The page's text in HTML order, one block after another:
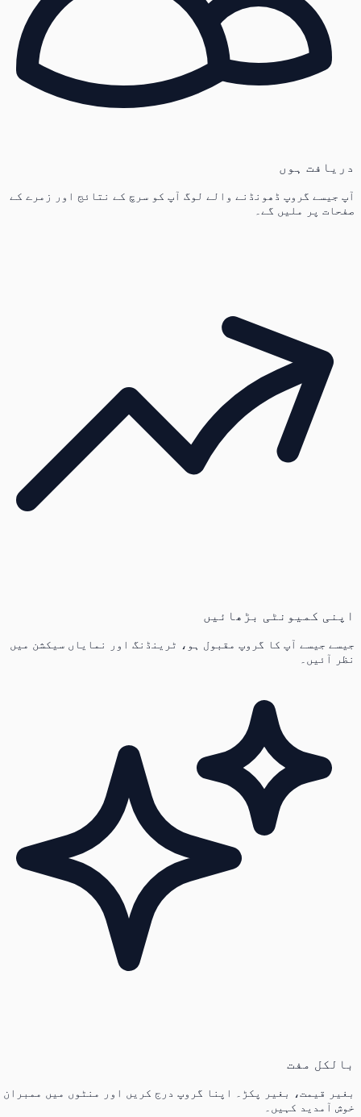
دریافت ہوں
آپ جیسے گروپ ڈھونڈنے والے لوگ آپ کو سرچ کے نتائج اور زمرے کے
صفحات پر ملیں گے۔
اپنی کمیونٹی بڑھائیں
جیسے جیسے آپ کا گروپ مقبول ہو، ٹرینڈنگ اور نمایاں سیکشن میں
نظر آئیں۔
بالکل مفت
بغیر قیمت، بغیر پکڑ۔ اپنا گروپ درج کریں اور منٹوں میں ممبران
خوش آمدید کہیں۔